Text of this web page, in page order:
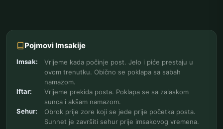
Pojmovi Imsakije
Imsak:
Vrijeme kada počinje post. Jelo i piće prestaju u
ovom trenutku. Obično se poklapa sa sabah
namazom.
Iftar:
Vrijeme prekida posta. Poklapa se sa zalaskom
sunca i akšam namazom.
Sehur:
Obrok prije zore koji se jede prije početka posta.
Sunnet je završiti sehur prije imsakovog vremena.